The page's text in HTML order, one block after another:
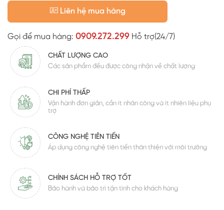
Liên hệ mua hàng
Gọi để mua hàng: 0909.272.299 Hỗ trợ(24/7)
CHẤT LƯỢNG CAO
Các sản phẩm đều được công nhận về chất lượng
CHI PHÍ THẤP
Vận hành đơn giản, cần ít nhân công và ít nhiên liệu phụ
trợ
CÔNG NGHỆ TIÊN TIẾN
Áp dụng công nghệ tiên tiến thân thiện với môi trường
CHÍNH SÁCH HỖ TRỢ TỐT
Bảo hành và bảo trì tận tình cho khách hàng